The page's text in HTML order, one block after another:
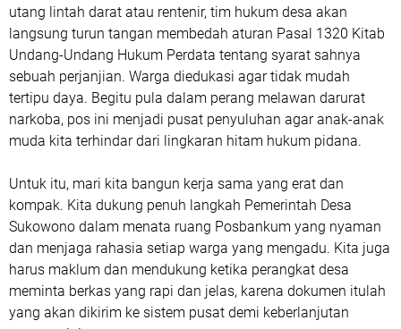
utang lintah darat atau rentenir, tim hukum desa akan
langsung turun tangan membedah aturan Pasal 1320 Kitab
Undang-Undang Hukum Perdata tentang syarat sahnya
sebuah perjanjian. Warga diedukasi agar tidak mudah
tertipu daya. Begitu pula dalam perang melawan darurat
narkoba, pos ini menjadi pusat penyuluhan agar anak-anak
muda kita terhindar dari lingkaran hitam hukum pidana.
​Untuk itu, mari kita bangun kerja sama yang erat dan
kompak. Kita dukung penuh langkah Pemerintah Desa
Sukowono dalam menata ruang Posbankum yang nyaman
dan menjaga rahasia setiap warga yang mengadu. Kita juga
harus maklum dan mendukung ketika perangkat desa
meminta berkas yang rapi dan jelas, karena dokumen itulah
yang akan dikirim ke sistem pusat demi keberlanjutan